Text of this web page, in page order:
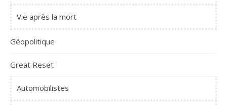
Vie après la mort
Géopolitique
Great Reset
Automobilistes